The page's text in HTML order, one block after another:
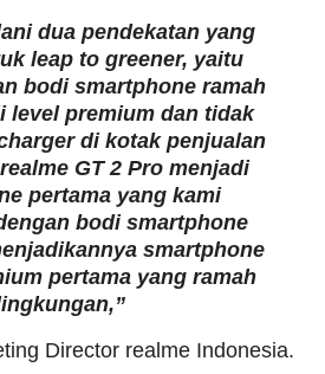
dua pendekatan yang
leap to greener, yaitu
bodi smartphone ramah
level premium dan tidak
di kotak penjualan
GT 2 Pro menjadi
pertama yang kami
bodi smartphone
smartphone
pertama yang ramah
Director realme Indonesia.